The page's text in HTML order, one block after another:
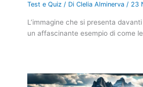
Test e Quiz / DiClelia Alminerva/ 23
L’immagine che si presenta
un affascinante esempio di come